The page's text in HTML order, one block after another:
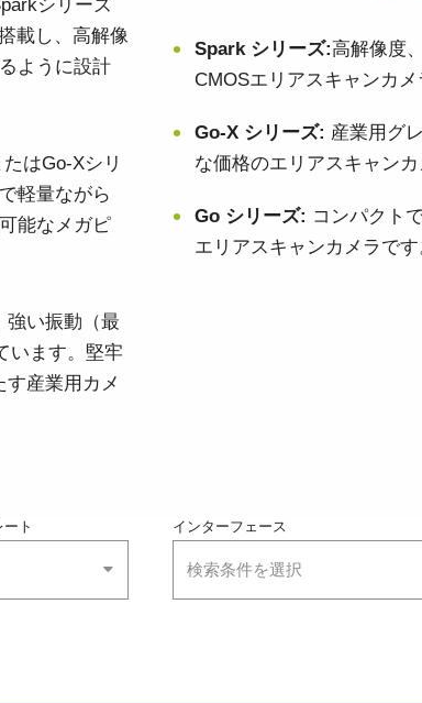
シリーズ
載し、高解像
ように設計
はGo-Xシリ
軽量ながら
能なメガピ
強い振動（最
います。堅牢
産業用カメ
Spark シリーズ:高解像度
CMOSエリアスキャンカメ
Go-X シリーズ: 産業用グ
な価格のエリアスキャンカ
Go シリーズ: コンパクト
エリアスキャンカメラです
ト インターフェース
検索条件を選択